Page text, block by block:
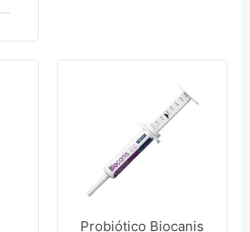
Probiótico Biocanis